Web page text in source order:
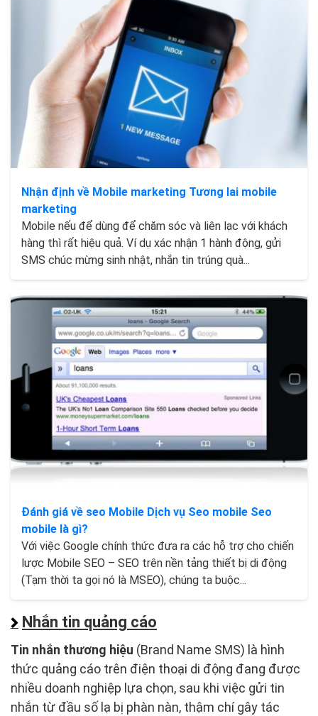
Nhận định về Mobile marketing Tương lai mobile
marketing
Mobile nếu để dùng để chăm sóc và liên lạc với khách
hàng thì rất hiệu quả. Ví dụ xác nhận 1 hành động, gửi
SMS chúc mừng sinh nhật, nhắn tin trúng quà...
Đánh giá về seo Mobile Dịch vụ Seo mobile Seo
mobile là gì?
Với việc Google chính thức đưa ra các hỗ trợ cho chiến
lược Mobile SEO – SEO trên nền tảng thiết bị di động
(Tạm thời ta gọi nó là MSEO), chúng ta buộc...
Nhắn tin quảng cáo
Tin nhắn thương hiệu (Brand Name SMS) là hình
thức quảng cáo trên điện thoại di động đang được
nhiều doanh nghiệp lựa chọn, sau khi việc gửi tin
nhắn từ đầu số lạ bị phàn nàn, thậm chí gây tác